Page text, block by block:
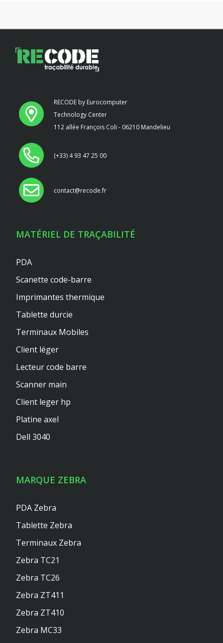
RECODE by Eurocomputer
Technology Center
112 allée François Coli - 06210 Mandelieu
(+33) 4 93 47 25 00
contact@recode.fr
MATÉRIEL DE TRAÇABILITÉ
PDA
Scanette code-barre
Imprimantes thermique
Tablette durcie
Terminaux Mobiles
Client léger
Lecteur code barre
Scanner main
Client leger hp
Platine axel
Dell 3040
MARQUE ZEBRA
PDA Zebra
Tablette Zebra
Terminaux Zebra
Zebra TC21
Zebra TC26
Zebra ZT411
Zebra ZT410
Zebra MC33